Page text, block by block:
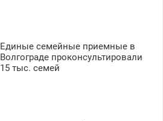
транспортной
безопасности с з/п до
125000 руб.
Единые семейные приемные в
Волгограде проконсультировали
15 тыс. семей